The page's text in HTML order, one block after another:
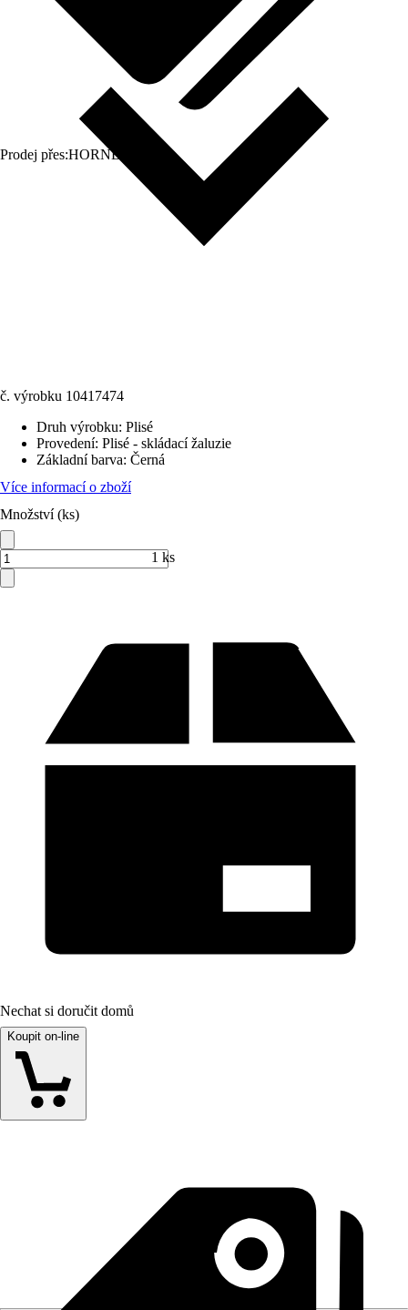
Prodej přes:HORNBACH
č. výrobku 10417474
Druh výrobku: Plisé
Provedení: Plisé - skládací žaluzie
Základní barva: Černá
Více informací o zboží
Množství (ks)
1 ks
Nechat si doručit domů
Koupit on-line